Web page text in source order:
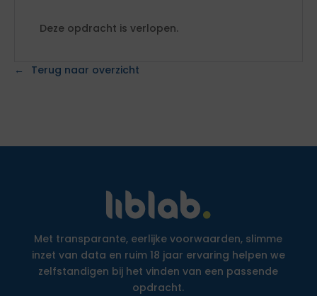
Deze opdracht is verlopen.
Terug naar overzicht
Met transparante, eerlijke voorwaarden, slimme
inzet van data en ruim 18 jaar ervaring helpen we
zelfstandigen bij het vinden van een passende
opdracht.